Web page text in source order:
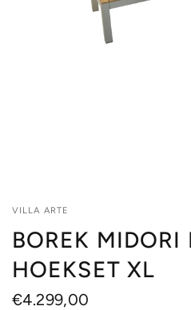
VILLA ARTE
BOREK MIDORI
HOEKSET XL
€4.299,00